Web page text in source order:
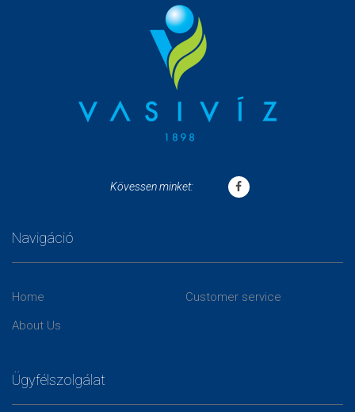
Kövessen minket:
Navigáció
Home
About Us
Customer service
Ügyfélszolgálat